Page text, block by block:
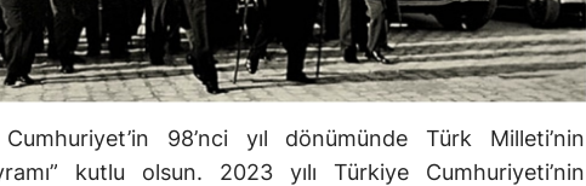
98’nci yıl dönümünde Türk Milleti’nin
kutlu olsun. 2023 yılı Türkiye Cumhuriyeti’nin